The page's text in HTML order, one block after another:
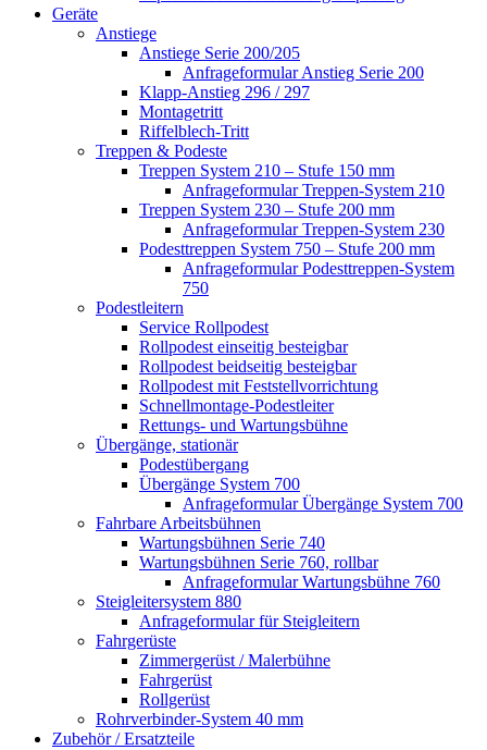
Geräte
Anstiege
Anstiege Serie 200/205
Anfrageformular Anstieg Serie 200
Klapp-Anstieg 296 / 297
Montagetritt
Riffelblech-Tritt
Treppen & Podeste
Treppen System 210 – Stufe 150 mm
Anfrageformular Treppen-System 210
Treppen System 230 – Stufe 200 mm
Anfrageformular Treppen-System 230
Podesttreppen System 750 – Stufe 200 mm
Anfrageformular Podesttreppen-System
750
Podestleitern
Service Rollpodest
Rollpodest einseitig besteigbar
Rollpodest beidseitig besteigbar
Rollpodest mit Feststellvorrichtung
Schnellmontage-Podestleiter
Rettungs- und Wartungsbühne
Übergänge, stationär
Podestübergang
Übergänge System 700
Anfrageformular Übergänge System 700
Fahrbare Arbeitsbühnen
Wartungsbühnen Serie 740
Wartungsbühnen Serie 760, rollbar
Anfrageformular Wartungsbühne 760
Steigleitersystem 880
Anfrageformular für Steigleitern
Fahrgerüste
Zimmergerüst / Malerbühne
Fahrgerüst
Rollgerüst
Rohrverbinder-System 40 mm
Zubehör / Ersatzteile